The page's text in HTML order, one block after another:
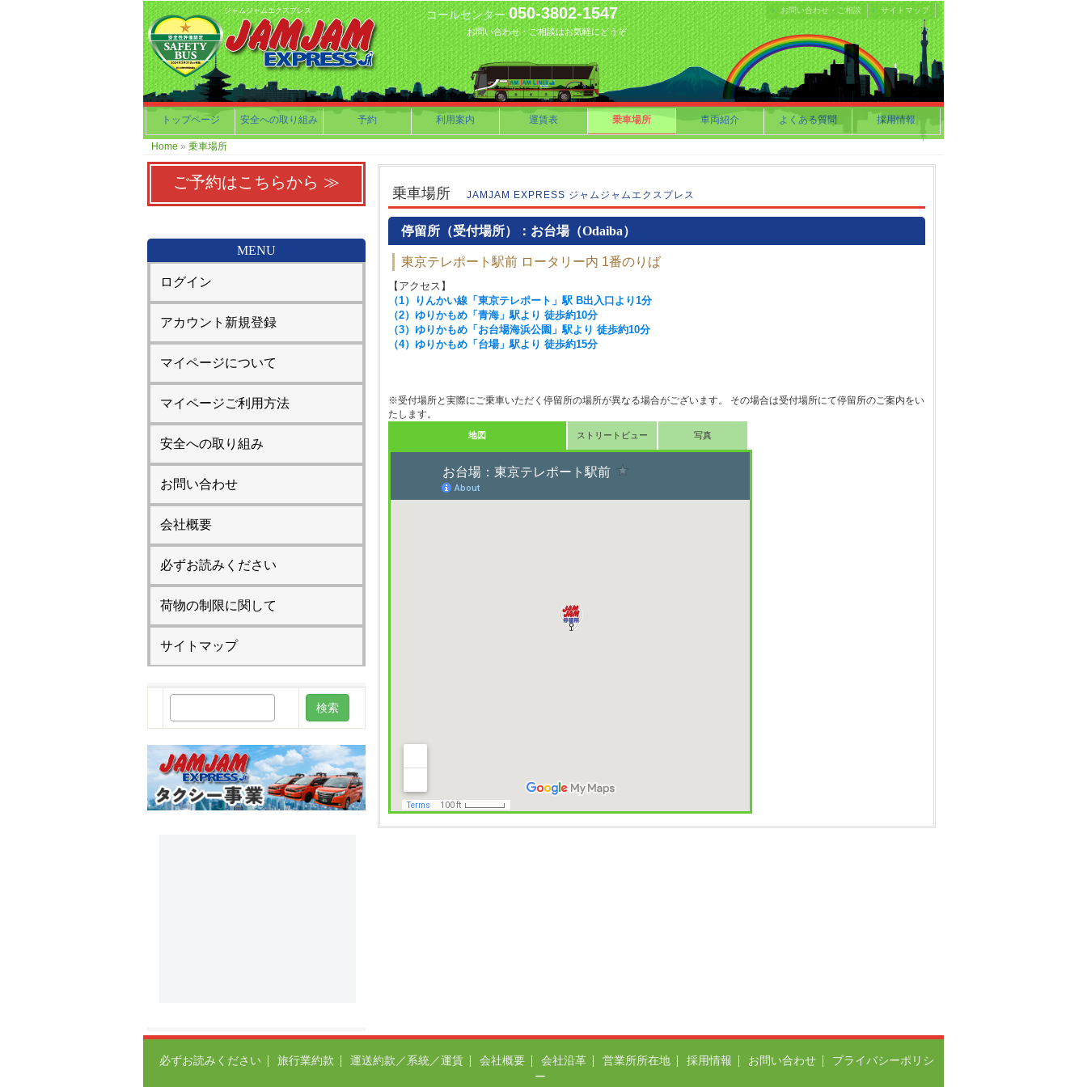
ジャムジャムエクスプレス コールセンター.050-3802-1547
お問い合わせ・ご相談はお気軽にどうぞ
お問い合わせ・ご相談 サイトマップ
トップページ 安全への取り組み 予約 利用案内 運賃表 乗車場所 車両紹介 よくある質問 採用情報
Home » 乗車場所
乗車場所 JAMJAM EXPRESS ジャムジャムエクスプレス
停留所（受付場所）：お台場（Odaiba）
東京テレポート駅前 ロータリー内 1番のりば
【アクセス】
（1）りんかい線「東京テレポート」駅 B出入口より1分
（2）ゆりかもめ「青海」駅より 徒歩約10分
（3）ゆりかもめ「お台場海浜公園」駅より 徒歩約10分
（4）ゆりかもめ「台場」駅より 徒歩約15分
※受付場所と実際にご乗車いただく停留所の場所が異なる場合がございます。 その場合は受付場所にて停留所のご案内をい
たします。
地図 ストリートビュー 写真
ご予約はこちらから ≫
MENU
ログイン
アカウント新規登録
マイページについて
マイページご利用方法
安全への取り組み
お問い合わせ
会社概要
必ずお読みください
荷物の制限に関して
サイトマップ
必ずお読みください 旅行業約款 運送約款／系統／運賃 会社概要 会社沿革 営業所所在地 採用情報 お問い合わせ
プライバシーポリシ
ー